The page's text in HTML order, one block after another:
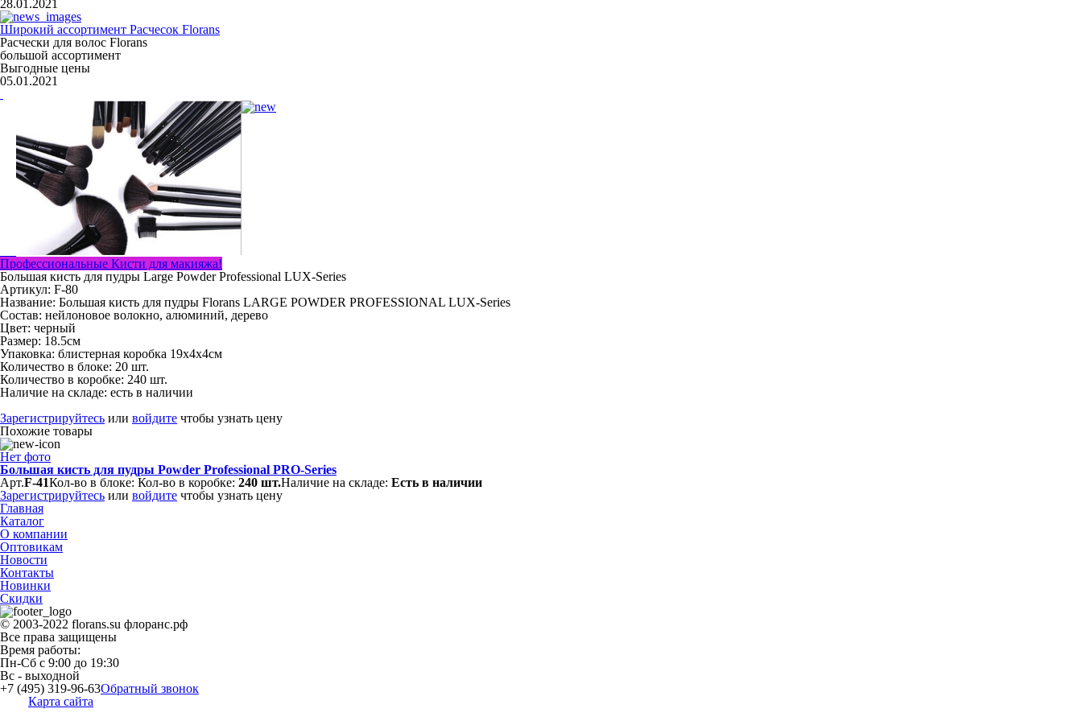
28.01.2021
Широкий ассортимент Расчесок Florans
Расчески для волос Florans
большой ассортимент
Выгодные цены
05.01.2021
Профессиональные Кисти для макияжа!
Большая кисть для пудры Large Powder Professional LUX-Series
Артикул: F-80
Название: Большая кисть для пудры Florans LARGE POWDER PROFESSIONAL LUX-Series
Состав: нейлоновое волокно, алюминий, дерево
Цвет: черный
Размер: 18.5см
Упаковка: блистерная коробка 19х4х4см
Количество в блоке: 20 шт.
Количество в коробке: 240 шт.
Наличие на складе: есть в наличии
Зарегистрируйтесь или войдите чтобы узнать цену
Похожие товары
Нет фото
Большая кисть для пудры Powder Professional PRO-Series
Арт.F-41Кол-во в блоке: Кол-во в коробке: 240 шт.Наличие на складе: Есть в наличии
Зарегистрируйтесь или войдите чтобы узнать цену
Главная
Каталог
О компании
Оптовикам
Новости
Контакты
Новинки
Скидки
© 2003-2022 florans.su флоранс.рф
Все права защищены
Время работы:
Пн-Сб с 9:00 до 19:30
Вс - выходной
+7 (495) 319-96-63Обратный звонок
Карта сайта